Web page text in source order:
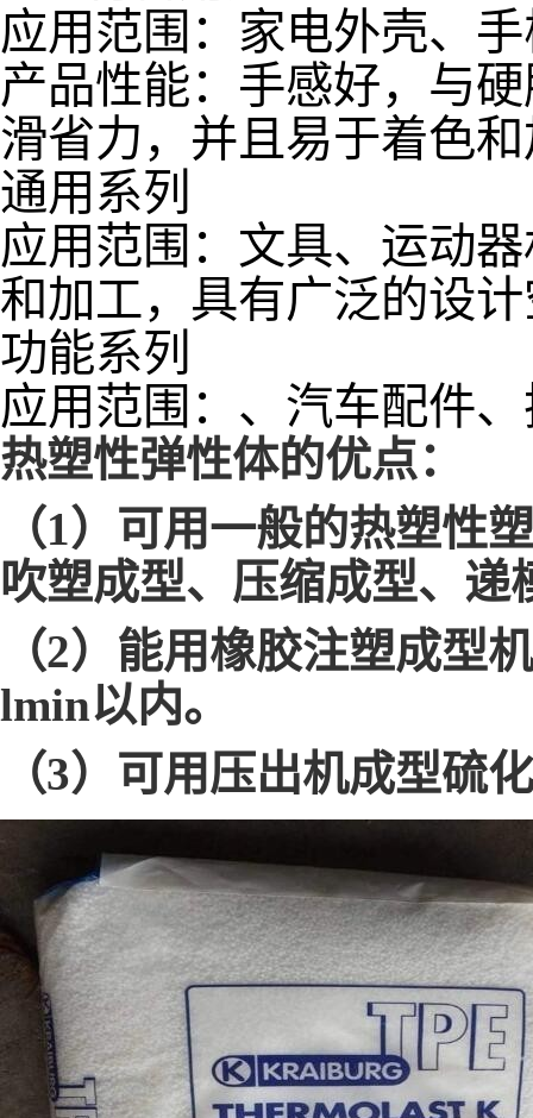
应用范围：家电外壳、
产品性能：手感好，与硬
滑省力，并且易于着色
通用系列
应用范围：文具、运动
和加工，具有广泛的设
功能系列
应用范围：、汽车配件
热塑性弹性体的优点：
（1）可用一般的热塑性
吹塑成型、压缩成型、递
（2）能用橡胶注塑成型机
lmin以内。
（3）可用压出机成型硫